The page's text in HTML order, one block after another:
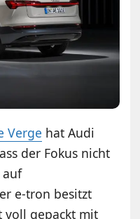
Verge hat Audi
der Fokus nicht
auf
e-tron besitzt
voll gepackt mit